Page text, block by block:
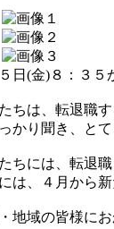
日(金)８：３５
ちは、転退職す
かり聞き、と
ちには、転退職
は、４月から
地域の皆様にお